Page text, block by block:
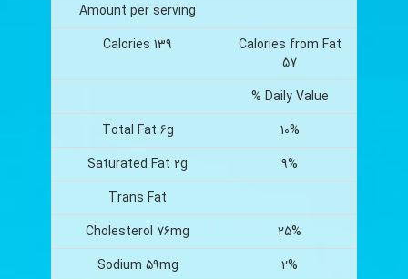
Amount per serving
Calories 139
Calories from Fat
57
% Daily Value
Total Fat 6g
10%
Saturated Fat 2g
9%
Trans Fat
Cholesterol 76mg
25%
Sodium 59mg
2%